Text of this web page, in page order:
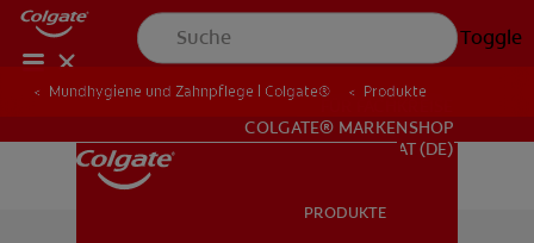
Toggle
COLGATE® MARKENSHOP
AT (DE)
PRODUKTE
Mundhygiene und Zahnpflege | Colgate® Produkte